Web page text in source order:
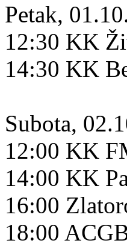
Petak,
12:30 KK
14:30 KK
Subota,
12:00 KK
14:00 KK
16:00
18:00